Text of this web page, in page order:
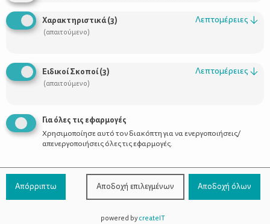
βιβλία
Χαρακτηριστικά(3)
(απαιτούμενο)
Λεπτομέρειες ↓
Ειδικοί Σκοποί(3)
(απαιτούμενο)
Λεπτομέρειες ↓
Για όλες τις εφαρμογές
Χρησιμοποίησε αυτό τον διακόπτη για να ενεργοποιήσεις/
απενεργοποιήσεις όλες τις εφαρμογές.
Απόρριπτω Αποδοχή επιλεγμένων Αποδοχή όλων
powered bycreateIT